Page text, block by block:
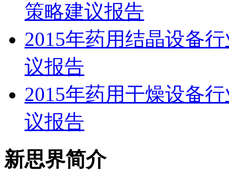
策略建议报告
2015年药用结晶设备
议报告
2015年药用干燥设备
议报告
新思界简介